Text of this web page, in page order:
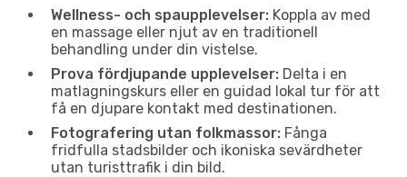
Wellness- och spaupplevelser: Koppla av med
en massage eller njut av en traditionell
behandling under din vistelse.
Prova fördjupande upplevelser: Delta i en
matlagningskurs eller en guidad lokal tur för att
få en djupare kontakt med destinationen.
Fotografering utan folkmassor: Fånga
fridfulla stadsbilder och ikoniska sevärdheter
utan turisttrafik i din bild.